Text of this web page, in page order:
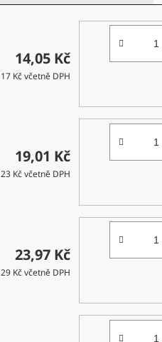
14,05 Kč
17 Kč včetně DPH
19,01 Kč
23 Kč včetně DPH
23,97 Kč
29 Kč včetně DPH